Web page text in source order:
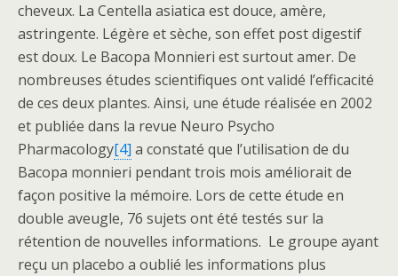
cheveux. La Centella asiatica est douce, amère,
astringente. Légère et sèche, son effet post digestif
est doux. Le Bacopa Monnieri est surtout amer. De
nombreuses études scientifiques ont validé l’efficacité
de ces deux plantes. Ainsi, une étude réalisée en 2002
et publiée dans la revue Neuro Psycho
Pharmacology[4] a constaté que l’utilisation de du
Bacopa monnieri pendant trois mois améliorait de
façon positive la mémoire. Lors de cette étude en
double aveugle, 76 sujets ont été testés sur la
rétention de nouvelles informations. Le groupe ayant
reçu un placebo a oublié les informations plus